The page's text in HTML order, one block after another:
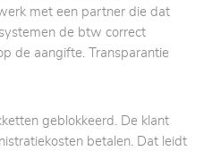
met een partner die dat
de btw correct
de aangifte. Transparantie
geblokkeerd. De klant
betalen. Dat leidt